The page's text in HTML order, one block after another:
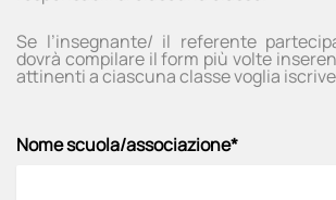
Se l’insegnante/ il referente
dovrà compilare il form più volte
attinenti a ciascuna classe voglia
Nome scuola/associazione*